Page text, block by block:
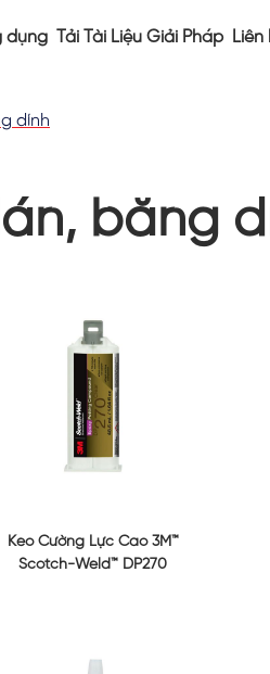
dụng Tải Tài Liệu Giải Pháp
dính
băng
Keo Cường Lực Cao 3M™
Scotch-Weld™ DP270